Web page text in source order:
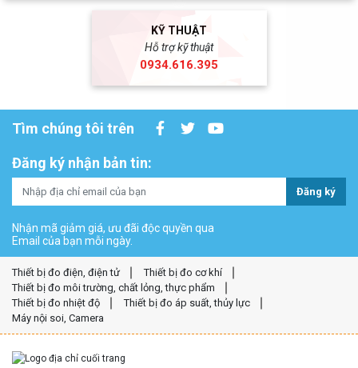
KỸ THUẬT
Hỗ trợ kỹ thuật
0934.616.395
Tìm chúng tôi trên
Đăng ký nhận bản tin:
Đăng ký
Nhận mã giảm giá, ưu đãi độc quyền qua
Email của bạn mỗi ngày.
Thiết bị đo điện, điện tử
Thiết bị đo cơ khí
Thiết bị đo môi trường, chất lỏng, thực phẩm
Thiết bị đo nhiệt độ
Thiết bị đo áp suất, thủy lực
Máy nội soi, Camera